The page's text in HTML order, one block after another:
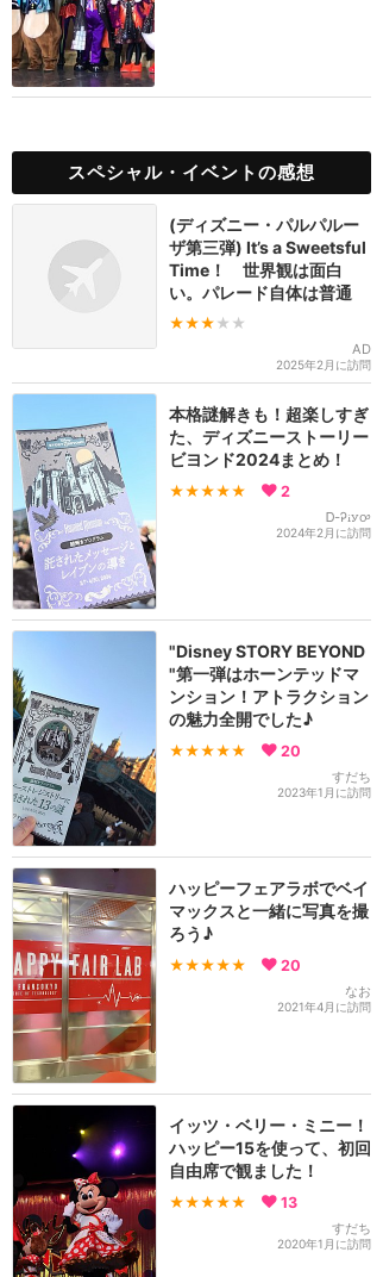
スペシャル・イベントの感想
(ディズニー・パルパルー
ザ第三弾) It’s a Sweetsful
Time！ 世界観は面白
い。パレード自体は普通
★★★ ★★
AD
2025年2月に訪問
本格謎解きも！超楽しすぎ
た、ディズニーストーリー
ビヨンド2024まとめ！
★★★★★ 2
Ꭰ-Ꭾꭵꭹꭴ
2024年2月に訪問
"Disney STORY BEYOND
"第一弾はホーンテッドマ
ンション！アトラクション
の魅力全開でした♪
★★★★★ 20
すだち
2023年1月に訪問
ハッピーフェアラボでベイ
マックスと一緒に写真を撮
ろう♪
★★★★★ 20
なお
2021年4月に訪問
イッツ・ベリー・ミニー！
ハッピー15を使って、初回
自由席で観ました！
★★★★★ 13
すだち
2020年1月に訪問